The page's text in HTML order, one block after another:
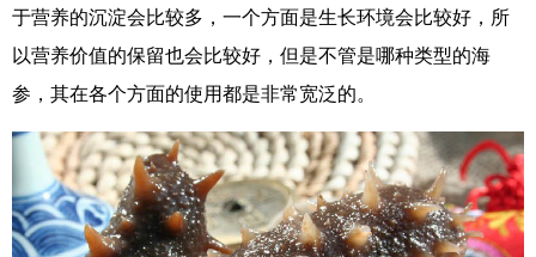
于营养的沉淀会比较多，一个方面是生长环境会比较好，所
以营养价值的保留也会比较好，但是不管是哪种类型的海
参，其在各个方面的使用都是非常宽泛的。